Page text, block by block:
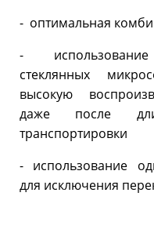
- оптимальная
- использование
стеклянных
высокую
даже после
транспортировки
- использование
для исключения